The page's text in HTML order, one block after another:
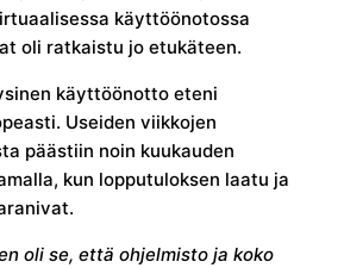
käyttöönotossa
oli ratkaistu jo etukäteen.
käyttöönotto eteni
Useiden viikkojen
päästiin noin kuukauden
kun lopputuloksen laatu ja
oli se, että ohjelmisto ja koko